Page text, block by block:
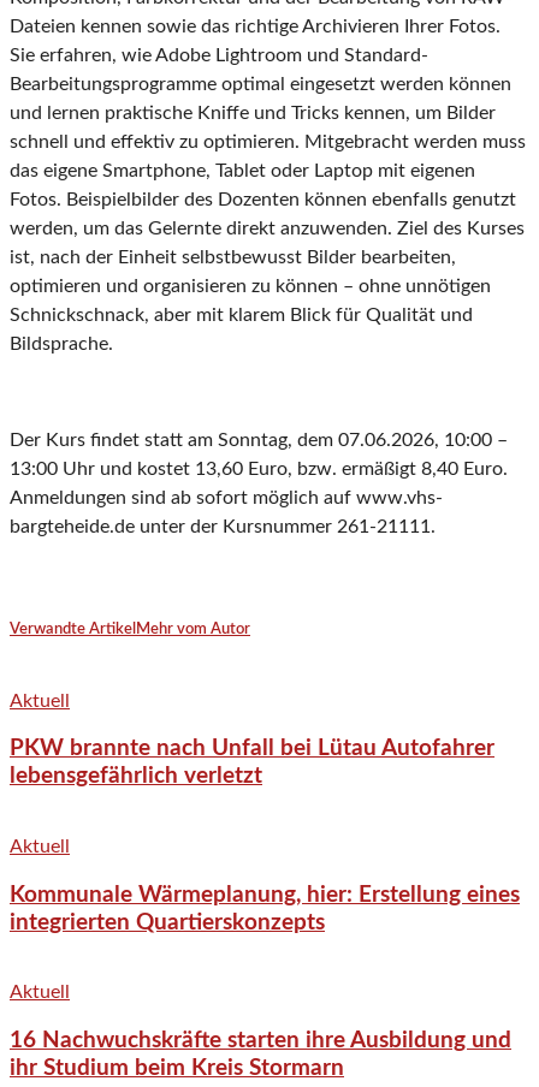
Dateien kennen sowie das richtige Archivieren Ihrer Fotos.
Sie erfahren, wie Adobe Lightroom und Standard-
Bearbeitungsprogramme optimal eingesetzt werden können
und lernen praktische Kniffe und Tricks kennen, um Bilder
schnell und effektiv zu optimieren. Mitgebracht werden muss
das eigene Smartphone, Tablet oder Laptop mit eigenen
Fotos. Beispielbilder des Dozenten können ebenfalls genutzt
werden, um das Gelernte direkt anzuwenden. Ziel des Kurses
ist, nach der Einheit selbstbewusst Bilder bearbeiten,
optimieren und organisieren zu können – ohne unnötigen
Schnickschnack, aber mit klarem Blick für Qualität und
Bildsprache.
Der Kurs findet statt am Sonntag, dem 07.06.2026, 10:00 –
13:00 Uhr und kostet 13,60 Euro, bzw. ermäßigt 8,40 Euro.
Anmeldungen sind ab sofort möglich auf www.vhs-
bargteheide.de unter der Kursnummer 261-21111.
Verwandte Artikel Mehr vom Autor
Aktuell
PKW brannte nach Unfall bei Lütau Autofahrer
lebensgefährlich verletzt
Aktuell
Kommunale Wärmeplanung, hier: Erstellung eines
integrierten Quartierskonzepts
Aktuell
16 Nachwuchskräfte starten ihre Ausbildung und
ihr Studium beim Kreis Stormarn